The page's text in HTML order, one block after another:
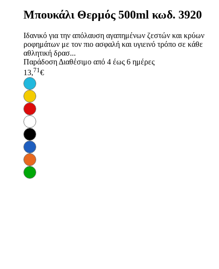
Μπουκάλι Θερμός 500ml κωδ. 3920
Ιδανικό για την απόλαυση αγαπημένων ζεστών και κρύων
ροφημάτων με τον πιο ασφαλή και υγιεινό τρόπο σε κάθε
αθλητική δρασ...
Παράδοση Διαθέσιμο από 4 έως 6 ημέρες
13,71 €